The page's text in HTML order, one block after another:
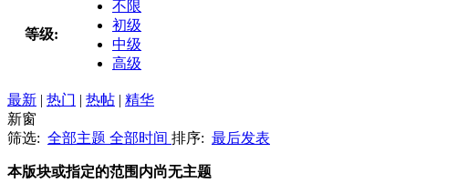
等级:
不限
初级
中级
高级
最新 | 热门 | 热帖 | 精华
新窗
筛选: 全部主题 全部时间 排序: 最后发表
本版块或指定的范围内尚无主题